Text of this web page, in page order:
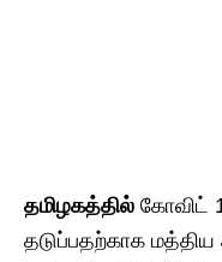
தமிழகத்தில் கோவிட்
தடுப்பதற்காக மத்திய